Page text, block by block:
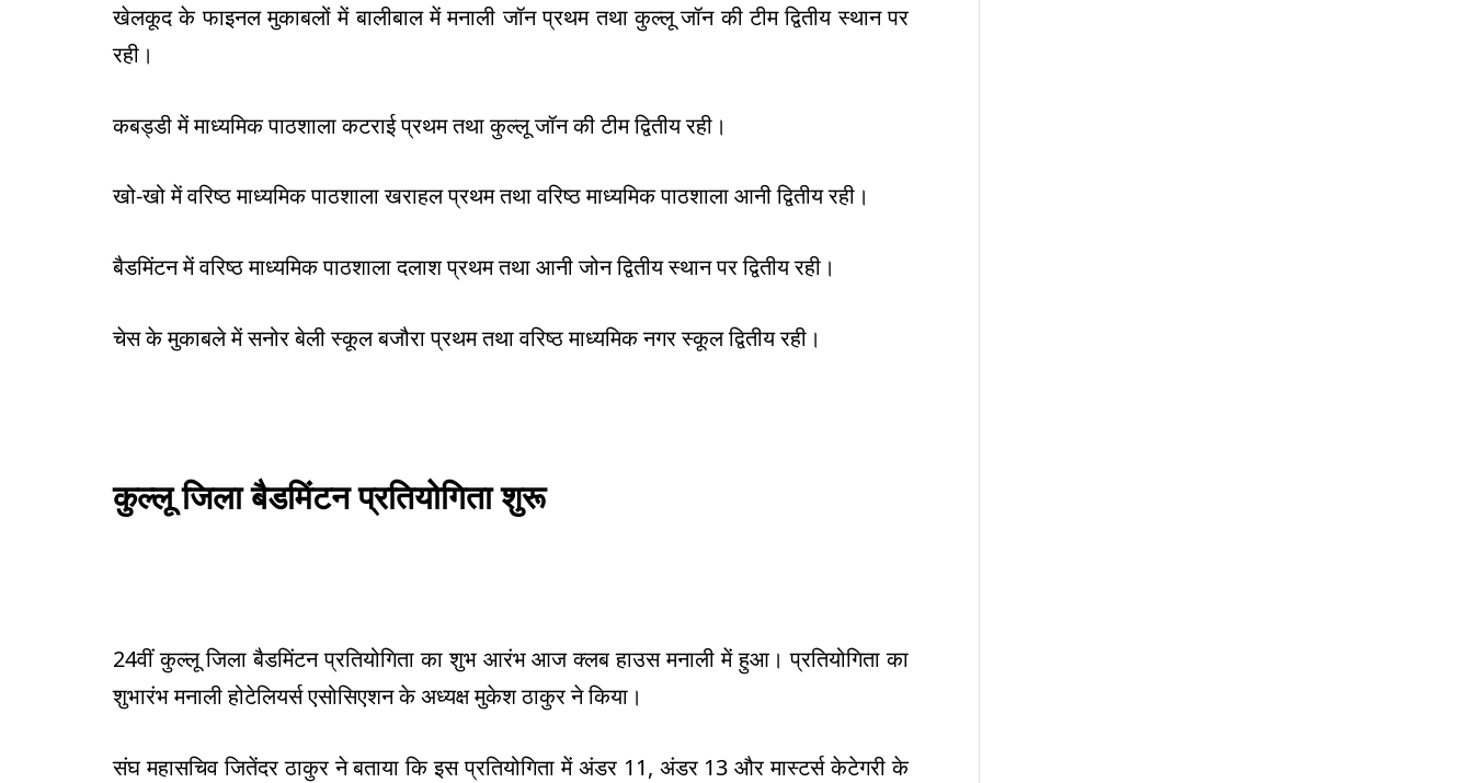
खेलकूद के फाइनल मुकाबलों में बालीबाल में मनाली जॉन प्रथम तथा कुल्लू जॉन की टीम द्वितीय स्थान पर
रही।
कबड्डी में माध्यमिक पाठशाला कटराई प्रथम तथा कुल्लू जॉन की टीम द्वितीय रही।
खो-खो में वरिष्ठ माध्यमिक पाठशाला खराहल प्रथम तथा वरिष्ठ माध्यमिक पाठशाला आनी द्वितीय रही।
बैडमिंटन में वरिष्ठ माध्यमिक पाठशाला दलाश प्रथम तथा आनी जोन द्वितीय स्थान पर द्वितीय रही।
चेस के मुकाबले में सनोर बेली स्कूल बजौरा प्रथम तथा वरिष्ठ माध्यमिक नगर स्कूल द्वितीय रही।
कुल्लू जिला बैडमिंटन प्रतियोगिता शुरू
24वीं कुल्लू जिला बैडमिंटन प्रतियोगिता का शुभ आरंभ आज क्लब हाउस मनाली में हुआ। प्रतियोगिता का
शुभारंभ मनाली होटेलियर्स एसोसिएशन के अध्यक्ष मुकेश ठाकुर ने किया।
संघ महासचिव जितेंदर ठाकुर ने बताया कि इस प्रतियोगिता में अंडर 11, अंडर 13 और मास्टर्स केटेगरी के